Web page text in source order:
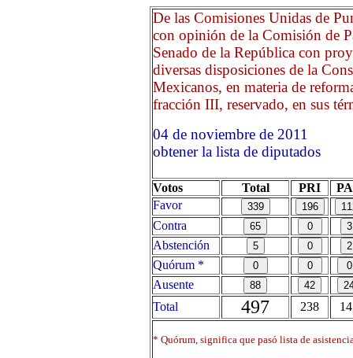
De las Comisiones Unidas de
con opinión de la Comisión de
Senado de la República con
diversas disposiciones de la
Mexicanos, en materia de
fracción III, reservado, en sus
04 de noviembre de
obtener la lista de diputados
Votos Total PRI
Favor
Contra
Abstención
Quórum *
Ausente
Total
497 238
* Quórum, significa que pasó lista de